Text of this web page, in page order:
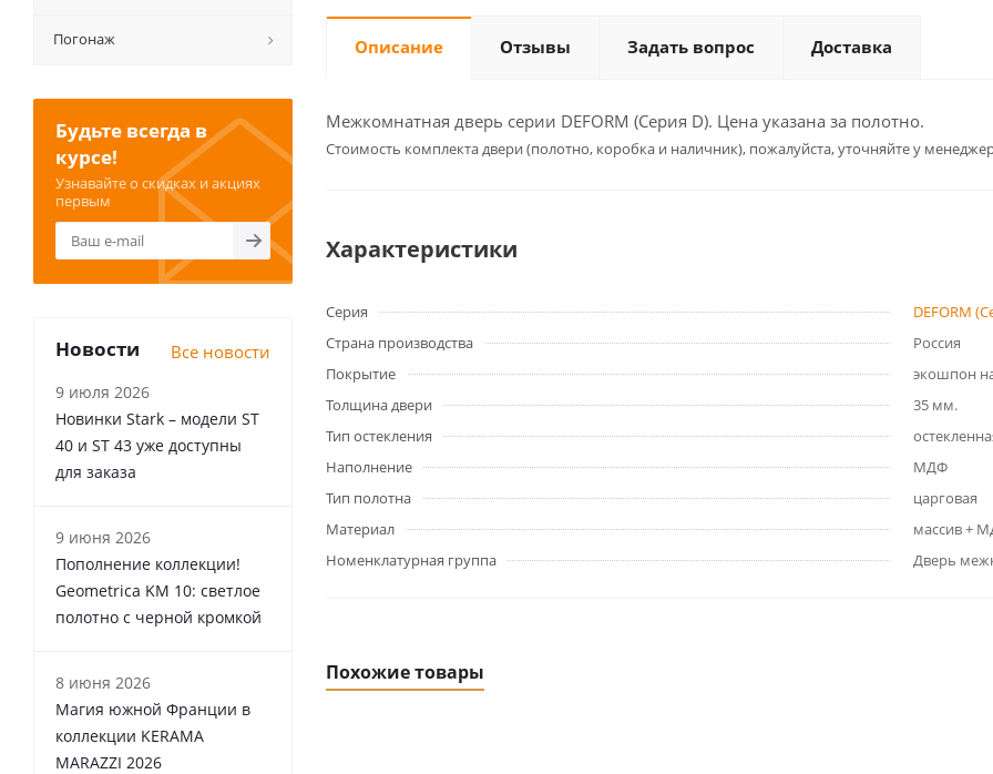
Описание Отзывы Задать вопрос Доставка
Межкомнатная дверь серии DEFORM (Серия D). Цена указана за полотно.
Cтоимость комплекта двери (полотно, коробка и наличник), пожалуйста, уточняйте у
Характеристики
Серия
DEFORM
Страна производства
Россия
Покрытие
экошпон
Толщина двери
35 мм.
Тип остекления
Наполнение
МДФ
Тип полотна
царговая
Материал
массив +
Номенклатурная группа
Дверь
Похожие товары
Погонаж
Будьте всегда в
курсе!
Узнавайте о скидках и акциях
первым
Новости Все новости
9 июля 2026
Новинки Stark – модели ST
40 и ST 43 уже доступны
для заказа
9 июня 2026
Пополнение коллекции!
Geometrica KM 10: светлое
полотно с черной кромкой
8 июня 2026
Магия южной Франции в
коллекции KERAMA
MARAZZI 2026